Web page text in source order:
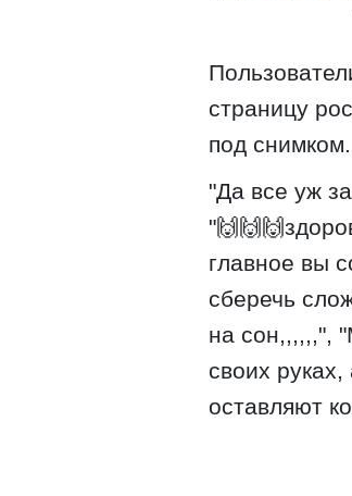
страницу
под снимком.
"Да все уж
главное вы
сберечь
на сон,,,,,,",
своих
оставляют